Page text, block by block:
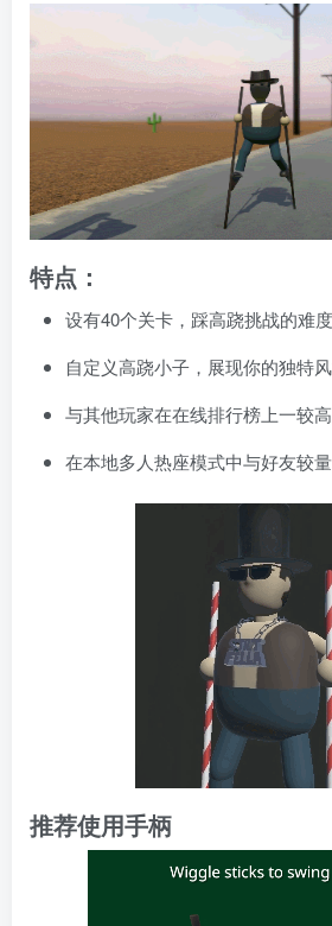
特点：
设有40个关卡，踩高跷挑战的难
自定义高跷小子，展现你的独特风
与其他玩家在在线排行榜上一较高
在本地多人热座模式中与好友较量
推荐使用手柄